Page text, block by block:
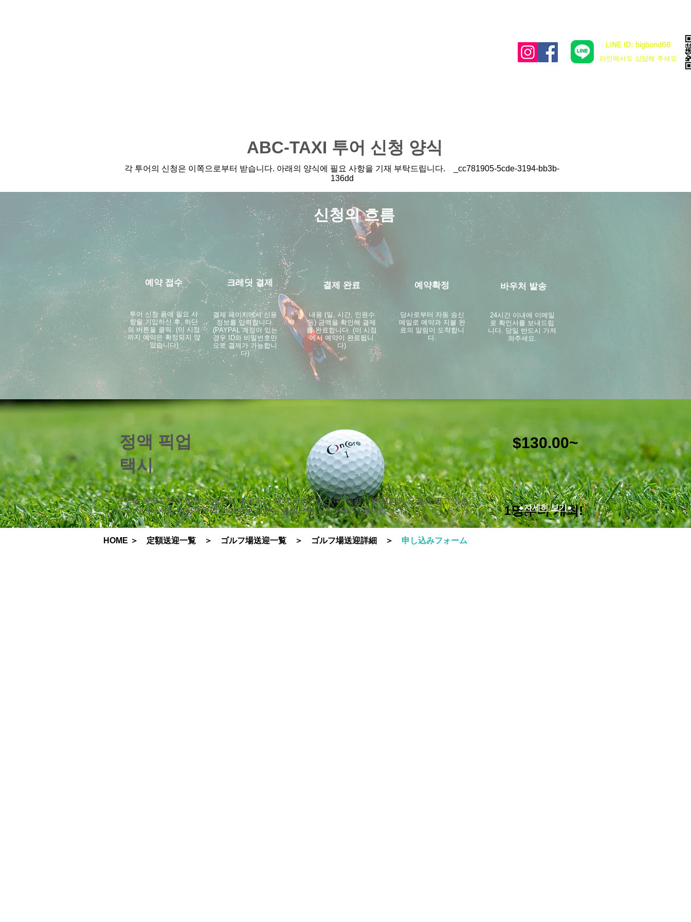
LINE ID: bigbond66
​라인에서도 상담해 주세요
ABC-TAXI 투어 신청 양식
각 투어의 신청은 이쪽으로부터 받습니다. 아래의 양식에 필요 사항을 기재 부탁드립니다. _cc781905-5cde-3194-bb3b-
136dd
신청의 흐름
예약 접수 크레딧 결제 결제 완료 예약확정 바우처 발송
투어 신청 폼에 필요 사
항을 기입하신 후, 하단
의 버튼을 클릭. (이 시점
까지 예약은 확정되지 않
았습니다)
결제 페이지에서 신용
정보를 입력합니다.
(PAYPAL 계정이 있는
경우 ID와 비밀번호만
으로 결제가 가능합니
다)
내용 (일, 시간, 인원수
등) 금액을 확인해 결제
를 완료합니다. (이 시점
에서 예약이 완료됩니
다)
​당사로부터 자동 송신
메일로 예약과 지불 완
료의 알림이 도착합니
다.
24시간 이내에 이메일
로 확인서를 보내드립
니다. 당일 반드시 가져
와주세요.
정액 픽업
택시
​ 고객을 목적지까지 정액 요금으로 송영하는 택시 서비스입니다. 세금・칩 포함의 요금이 되고 있습
니다. 차내에서의 현금으로의 번거로운 교환은 불필요한 사전 크레딧 결제입니다.
$130.00~
1명부터 개최!
●자세히 보기●
HOME ＞ 定額送迎一覧 ＞ ゴルフ場送迎一覧 ＞ ゴルフ場送迎詳細 ＞ 申し込みフォーム